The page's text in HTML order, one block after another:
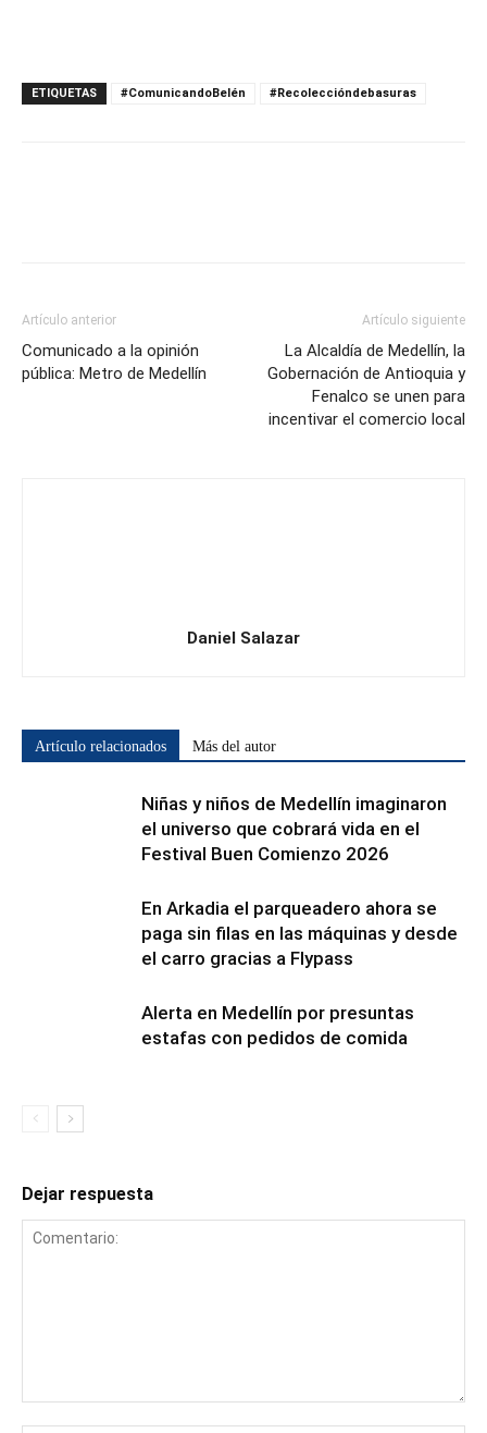
ETIQUETAS #ComunicandoBelén #Recoleccióndebasuras
Artículo anterior
Comunicado a la opinión
pública: Metro de Medellín
Artículo siguiente
La Alcaldía de Medellín, la
Gobernación de Antioquia y
Fenalco se unen para
incentivar el comercio local
Daniel Salazar
Artículo relacionados Más del autor
Niñas y niños de Medellín imaginaron
el universo que cobrará vida en el
Festival Buen Comienzo 2026
En Arkadia el parqueadero ahora se
paga sin filas en las máquinas y desde
el carro gracias a Flypass
Alerta en Medellín por presuntas
estafas con pedidos de comida
Dejar respuesta